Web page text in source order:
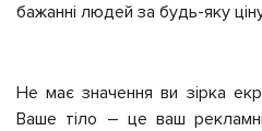
бажанні людей за будь-яку
Не має значення ви зірка
Ваше тіло – це ваш